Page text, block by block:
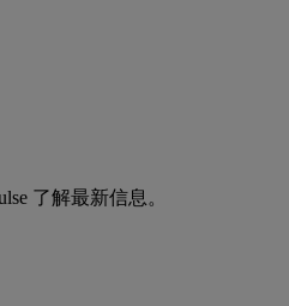
了解最新信息。